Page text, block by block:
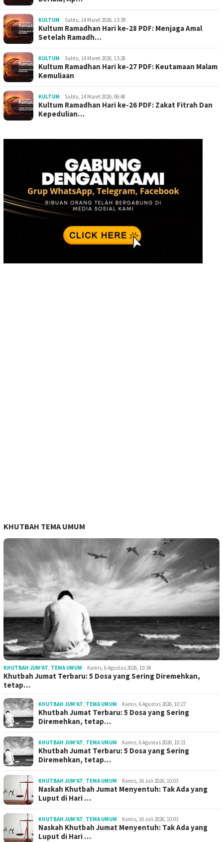
KULTUM Sabtu, 14 Maret 2026, 13:39
Kultum Ramadhan Hari ke-28 PDF: Menjaga Amal
Setelah Ramadh…
KULTUM Sabtu, 14 Maret 2026, 13:28
Kultum Ramadhan Hari ke-27 PDF: Keutamaan Malam
Kemuliaan
KULTUM Sabtu, 14 Maret 2026, 06:48
Kultum Ramadhan Hari ke-26 PDF: Zakat Fitrah Dan
Kepedulian…
KHUTBAH TEMA UMUM
KHUTBAH JUM'AT, TEMA UMUM Kamis, 6 Agustus 2026, 10:34
Khutbah Jumat Terbaru: 5 Dosa yang Sering Diremehkan,
tetap…
KHUTBAH JUM'AT, TEMA UMUM Kamis, 6 Agustus 2026, 10:27
Khutbah Jumat Terbaru: 5 Dosa yang Sering
Diremehkan, tetap…
KHUTBAH JUM'AT, TEMA UMUM Kamis, 6 Agustus 2026, 10:21
Khutbah Jumat Terbaru: 5 Dosa yang Sering
Diremehkan, tetap…
KHUTBAH JUM'AT, TEMA UMUM Kamis, 16 Juli 2026, 10:03
Naskah Khutbah Jumat Menyentuh: Tak Ada yang
Luput di Hari …
KHUTBAH JUM'AT, TEMA UMUM Kamis, 16 Juli 2026, 10:03
Naskah Khutbah Jumat Menyentuh: Tak Ada yang
Luput di Hari …